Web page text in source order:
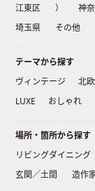
江東区
） 神
埼玉県
その他
テーマから探す
ヴィンテージ
北欧
LUXE
おしゃれ
場所・箇所から探す
リビングダイニング
玄関／土間
造作